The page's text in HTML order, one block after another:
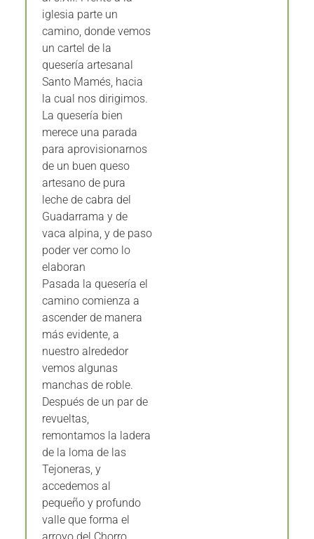
iglesia parte un
camino, donde vemos
un cartel de la
quesería artesanal
Santo Mamés, hacia
la cual nos dirigimos.
La quesería bien
merece una parada
para aprovisionarnos
de un buen queso
artesano de pura
leche de cabra del
Guadarrama y de
vaca alpina, y de paso
poder ver como lo
elaboran
Pasada la quesería el
camino comienza a
ascender de manera
más evidente, a
nuestro alrededor
vemos algunas
manchas de roble.
Después de un par de
revueltas,
remontamos la ladera
de la loma de las
Tejoneras, y
accedemos al
pequeño y profundo
valle que forma el
arroyo del Chorro.